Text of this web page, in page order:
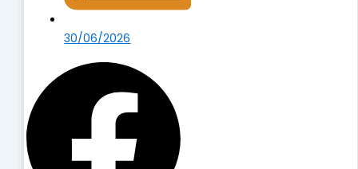
30/06/2026